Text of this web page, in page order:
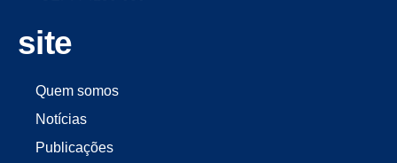
site
Quem somos
Notícias
Publicações